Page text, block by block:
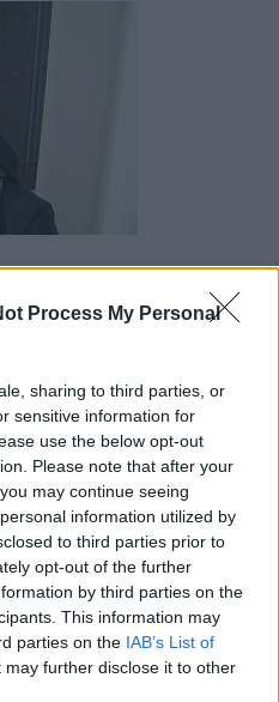
Process My Personal
sharing to third parties, or
sensitive information for
use the below opt-out
Please note that after your
may continue seeing
information utilized by
to third parties prior to
opt-out of the further
by third parties on the
This information may
parties on the IAB’s List of
may further disclose it to other
è stato cremato ad Arezzo
la scorsa settimana per
i risultati dell'autopsia disposta
un letto di un'abitazione a
l'esame eseguito dal medico
la morte per cause naturali, il
Giulia Villa è stato cremato ad